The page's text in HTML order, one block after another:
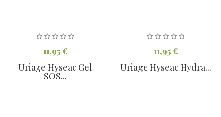
11,95 €
Uriage Hyseac Gel
SOS...
11,95 €
Uriage Hyseac Hydra...